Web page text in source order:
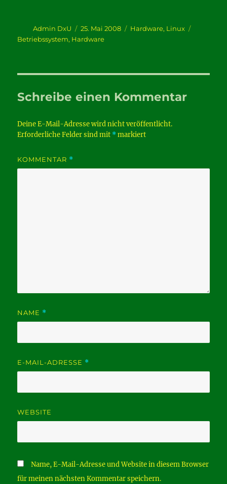
Autor
Admin DxU
Veröffentlicht
am
25. Mai 2008 Kategorien
Hardware, Linux
Betriebssystem, Hardware
Schreibe einen Kommentar
Deine E-Mail-Adresse wird nicht veröffentlicht.
Erforderliche Felder sind mit *markiert
KOMMENTAR *
NAME *
E-MAIL-ADRESSE *
WEBSITE
Name, E-Mail-Adresse und Website in diesem Browser
für meinen nächsten Kommentar speichern.